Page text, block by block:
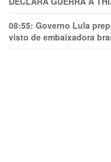
08:55: Governo Lula
visto de embaixadora